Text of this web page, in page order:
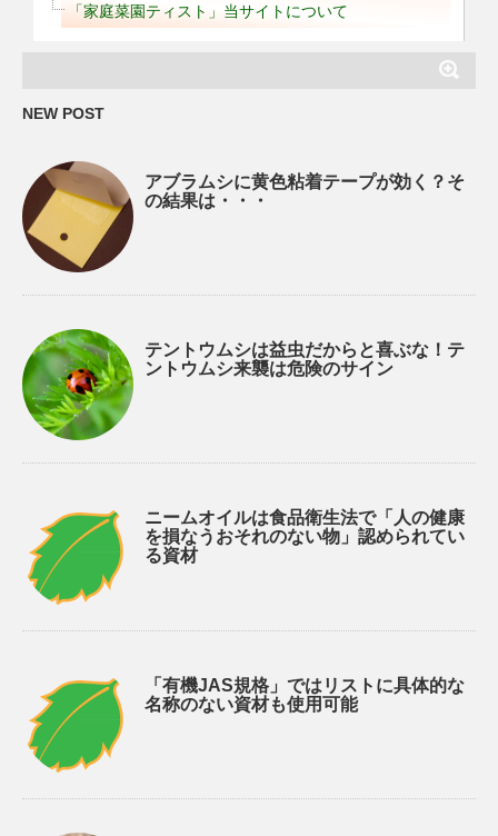
「家庭菜園ティスト」当サイトについて
NEW POST
アブラムシに黄色粘着テープが効く？そ
の結果は・・・
テントウムシは益虫だからと喜ぶな！テ
ントウムシ来襲は危険のサイン
ニームオイルは食品衛生法で「人の健康
を損なうおそれのない物」認められてい
る資材
「有機JAS規格」ではリストに具体的な
名称のない資材も使用可能